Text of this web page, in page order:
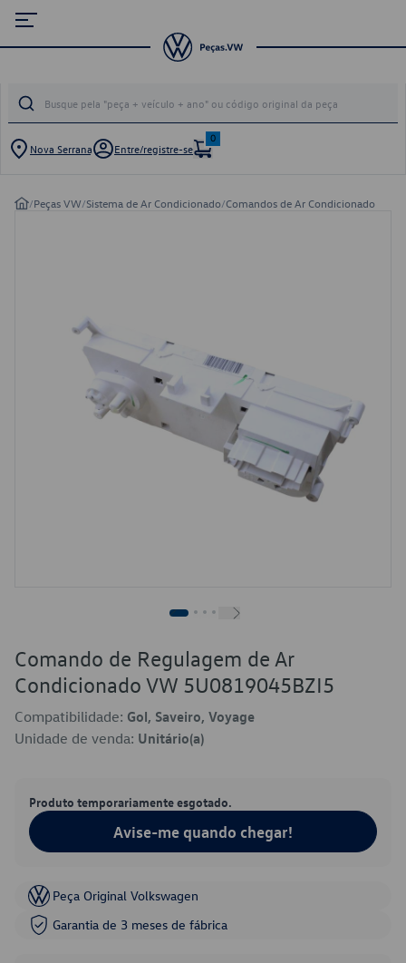
Nova Serrana Entre/registre-se
0
/Peças VW/Sistema de Ar Condicionado/Comandos de Ar Condicionado
Comando de Regulagem de Ar
Condicionado VW 5U0819045BZI5
Compatibilidade: Gol, Saveiro, Voyage
Unidade de venda: Unitário(a)
Produto temporariamente esgotado.
Avise-me quando chegar!
Peça Original Volkswagen
Garantia de 3 meses de fábrica